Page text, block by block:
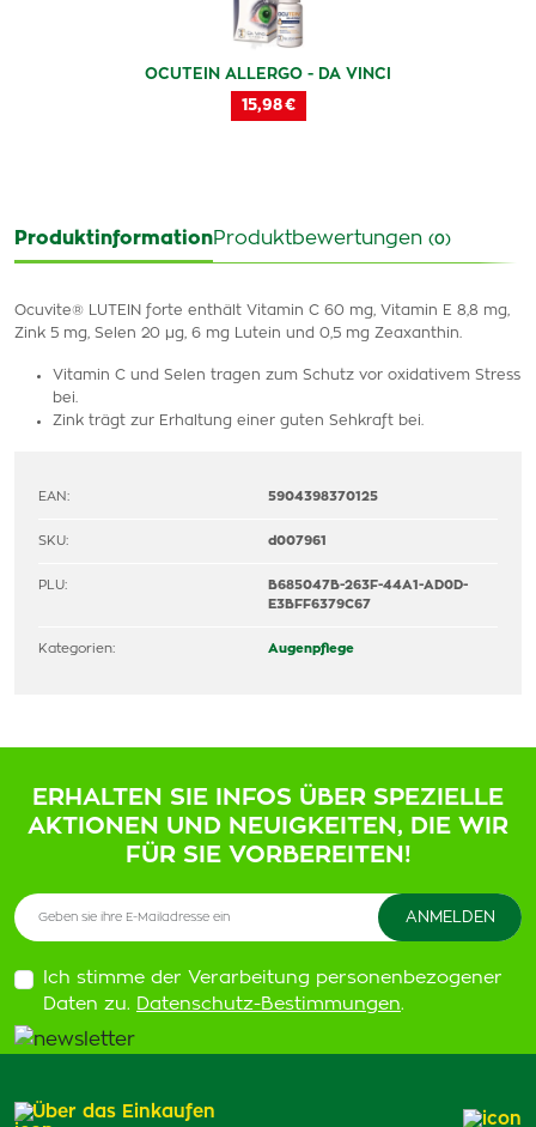
OCUTEIN ALLERGO - DA VINCI
15,98 €
ProduktinformationProduktbewertungen (0)
Ocuvite® LUTEIN forte enthält Vitamin C 60 mg, Vitamin E 8,8 mg,
Zink 5 mg, Selen 20 µg, 6 mg Lutein und 0,5 mg Zeaxanthin.
Vitamin C und Selen tragen zum Schutz vor oxidativem Stress
bei.
Zink trägt zur Erhaltung einer guten Sehkraft bei.
EAN: 5904398370125
SKU: d007961
PLU:
B685047B-263F-44A1-AD0D-
E3BFF6379C67
Kategorien: Augenpflege
ERHALTEN SIE INFOS ÜBER SPEZIELLE
AKTIONEN UND NEUIGKEITEN, DIE WIR
FÜR SIE VORBEREITEN!
Ich stimme der Verarbeitung personenbezogener
Daten zu. Datenschutz-Bestimmungen.
Über das Einkaufen